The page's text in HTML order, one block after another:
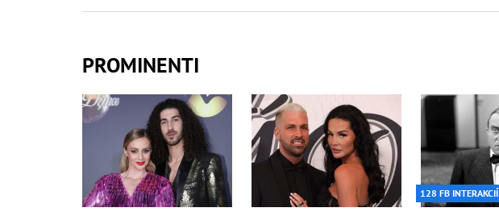
PROMINENTI
128 FB INTERAKCIÍ